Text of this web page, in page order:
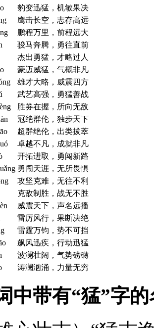
豹变迅猛，机敏果决
鹰击长空，志存高远
鹏程万里，前程远大
骏马奔腾，勇往直前
杰出勇猛，才略过人
豪迈威猛，气概非凡
雄才大略，威震四方
武艺高强，勇猛善战
胜券在握，所向无敌
冠绝群伦，独步天下
超群绝伦，出类拔萃
卓越不凡，成就非凡
开拓进取，勇闯新路
勇闯天涯，无所畏惧
攻坚克难，无往不利
克敌制胜，战无不胜
威震天下，声名远播
雷厉风行，果断决绝
雷霆万钧，势不可挡
飙风迅疾，行动迅猛
波澜壮阔，气势磅礴
涛澜汹涌，力量无穷
中带有“猛”字